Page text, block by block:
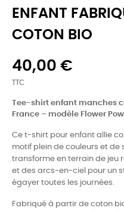
ENFANT
COTON BIO
40,00 €
TTC
Tee-shirt enfant manches
France – modèle Flower
Ce t-shirt pour enfant allie
motif plein de couleurs et de
transforme en terrain de jeu
et des arcs-en-ciel pour un
égayer toutes les journées.
Fabriqué à partir de coton